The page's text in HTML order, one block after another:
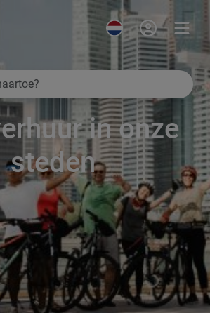
in onze
steden